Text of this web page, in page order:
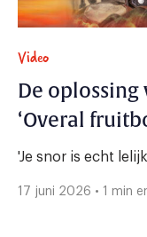
Video
De
‘Overal
'Je snor is echt
17 juni 2026 • 1 min